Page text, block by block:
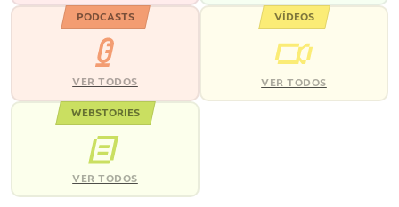
PODCASTS
VER TODOS
VÍDEOS
VER TODOS
WEBSTORIES
VER TODOS